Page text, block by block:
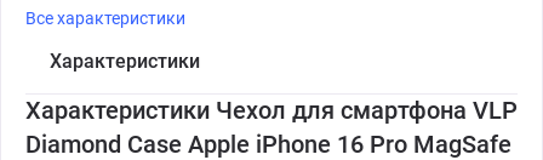
Все характеристики
Характеристики
Характеристики Чехол для смартфона VLP
Diamond Case Apple iPhone 16 Pro MagSafe